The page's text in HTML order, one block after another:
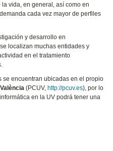
vida, en general, así como en
cada vez mayor de perfiles
y desarrollo en
localizan muchas entidades y
en el tratamiento
se encuentran ubicadas en el propio
(PCUV, http://pcuv.es), por lo
en la UV podrá tener una